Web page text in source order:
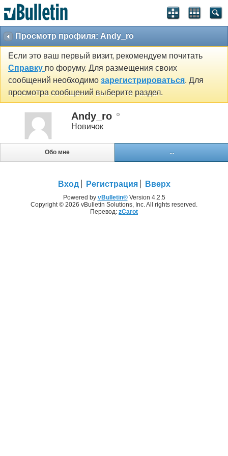
Просмотр профиля: Andy_ro
Если это ваш первый визит, рекомендуем почитать
Справку по форуму. Для размещения своих
сообщений необходимо зарегистрироваться. Для
просмотра сообщений выберите раздел.
Andy_ro
Новичок
Обо мне ...
Вход Регистрация Вверх
Powered by vBulletin®Version 4.2.5
Copyright © 2026 vBulletin Solutions, Inc. All rights reserved.
Перевод: zCarot